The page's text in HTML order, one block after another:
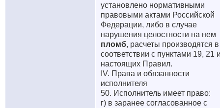
установлено нормативными
правовыми актами Российской
Федерации, либо в случае
нарушения целостности на нем
пломб, расчеты производятся в
соответствии с пунктами 19, 21
настоящих Правил.
IV. Права и обязанности
исполнителя
50. Исполнитель имеет право:
г) в заранее согласованное с